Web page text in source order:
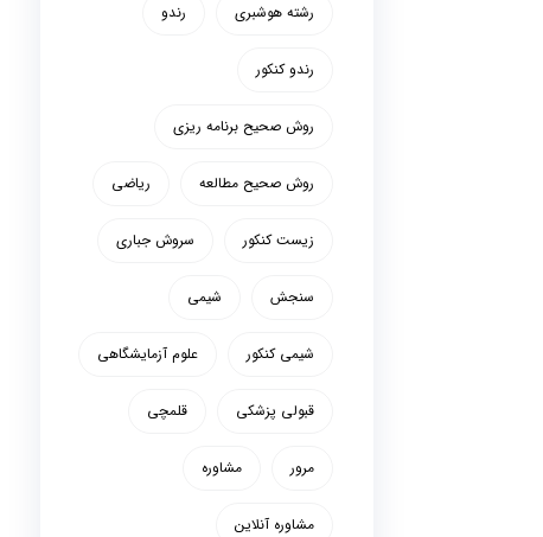
رشته هوشبری رندو
رندو کنکور
روش صحیح برنامه ریزی
روش صحیح مطالعه ریاضی
زیست کنکور سروش جباری
سنجش شیمی
شیمی کنکور علوم آزمایشگاهی
قبولی پزشکی قلمچی
مرور مشاوره
مشاوره آنلاین